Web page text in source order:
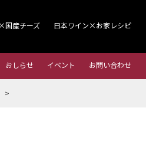
国産チーズ 日本ワイン×お家レシピ
おしらせ イベント お問い合わせ
>